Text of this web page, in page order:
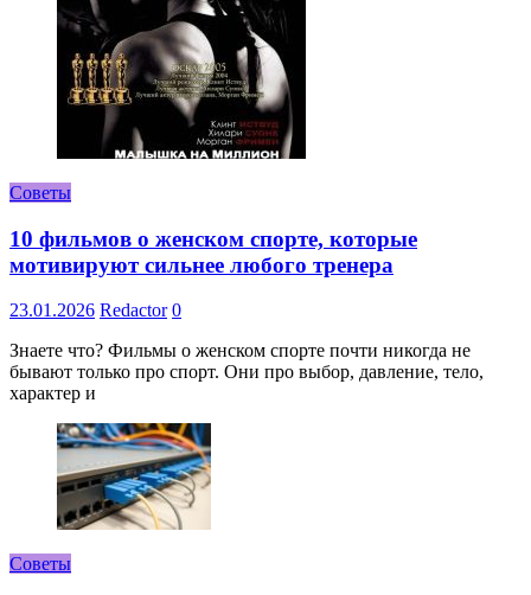
Советы
10 фильмов о женском спорте, которые
мотивируют сильнее любого тренера
23.01.2026 Redactor 0
Знаете что? Фильмы о женском спорте почти никогда не
бывают только про спорт. Они про выбор, давление, тело,
характер и
Советы